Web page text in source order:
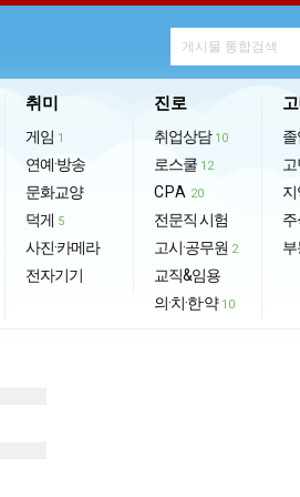
취미
게임 1
연예·방송
문화교양
덕게 5
사진·카메라
전자기기
진로
취업상담 10
로스쿨 12
CPA 20
전문직 시험
고시·공무원 2
교직&임용
의·치·한·약 10
졸
주